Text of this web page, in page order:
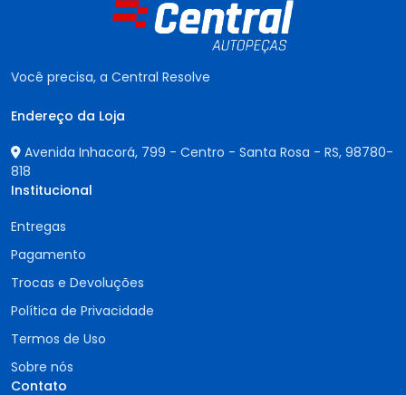
Você precisa, a Central Resolve
Endereço da Loja
Avenida Inhacorá, 799 - Centro - Santa Rosa - RS, 98780-
818
Institucional
Entregas
Pagamento
Trocas e Devoluções
Política de Privacidade
Termos de Uso
Sobre nós
Contato